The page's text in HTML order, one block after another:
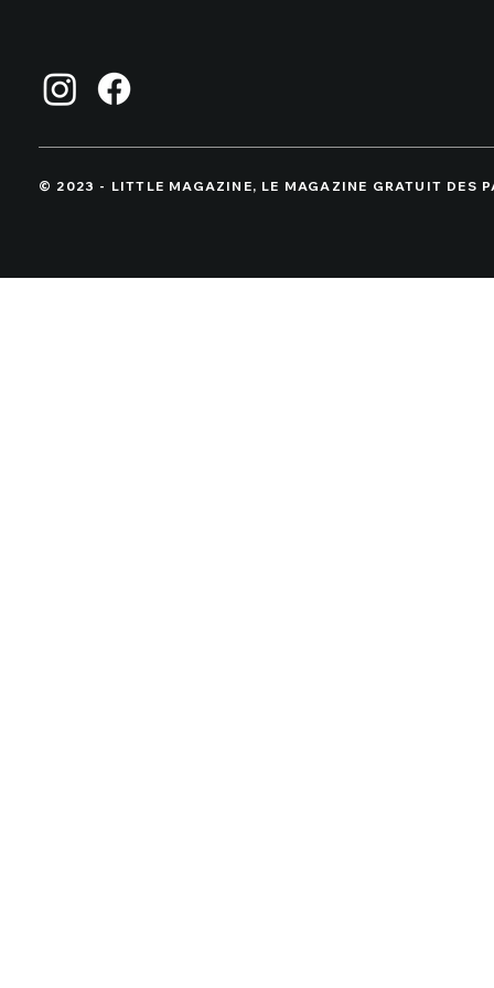
© 2023 - LITTLE MAGAZINE, LE MAGAZINE GRATUIT DES